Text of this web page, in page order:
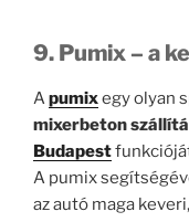
9. Pumix – a
Apumixegy olyan
mixerbeton
Budapest
A pumix
az autó maga